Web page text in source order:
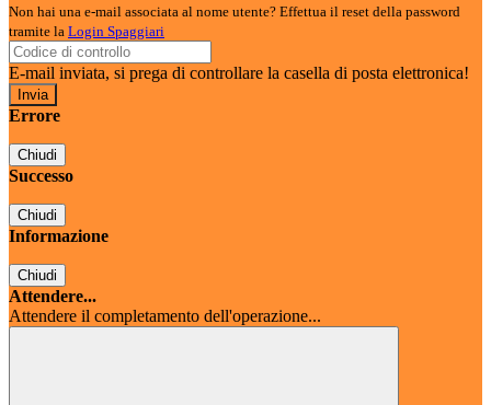
Non hai una e-mail associata al nome utente? Effettua il reset della password
tramite la Login Spaggiari
E-mail inviata, si prega di controllare la casella di posta elettronica!
Errore
Chiudi
Successo
Chiudi
Informazione
Chiudi
Attendere...
Attendere il completamento dell'operazione...